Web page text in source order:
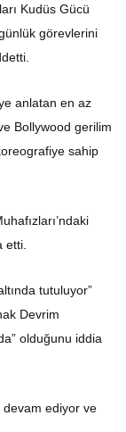
Kudüs Gücü
görevlerini
anlatan en az
Bollywood gerilim
sahip
etti.
tutuluyor”
Devrim
olduğunu iddia
devam ediyor ve